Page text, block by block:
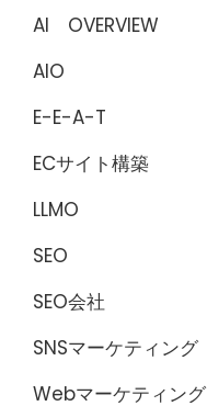
AI OVERVIEW
AIO
E-E-A-T
ECサイト構築
LLMO
SEO
SEO会社
SNSマーケティング
Webマーケティング